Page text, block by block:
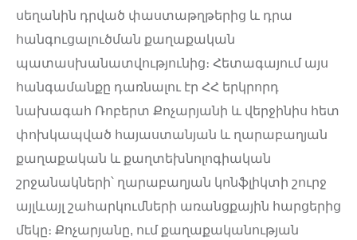
սեղանին դրված փաստաթղթերից և դրա
հանգուցալուծման քաղաքական
պատասխանատվությունից։ Հետագայում այս
հանգամանքը դառնալու էր ՀՀ երկրորդ
նախագահ Ռոբերտ Քոչարյանի և վերջինիս հետ
փոխկապված հայաստանյան և ղարաբաղյան
քաղաքական և քաղտեխնոլոգիական
շրջանակների՝ ղարաբաղյան կոնֆլիկտի շուրջ
այլևայլ շահարկումների առանցքային հարցերից
մեկը։ Քոչարյանը, ում քաղաքականության